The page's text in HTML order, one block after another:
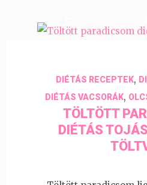
DIÉTÁS RECEPTEK,
DIÉTÁS VACSORÁK,
TÖLTÖTT
DIÉTÁS